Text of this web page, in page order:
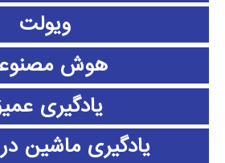
ویولت
هوش
یادگیری
یادگیری ماشین